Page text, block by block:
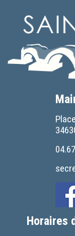
Horaires